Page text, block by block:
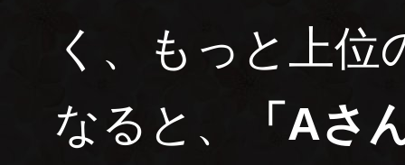
く、もっと上位
なると、
「Aさ